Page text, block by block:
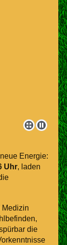
Energie:
Uhr, laden
Medizin
die